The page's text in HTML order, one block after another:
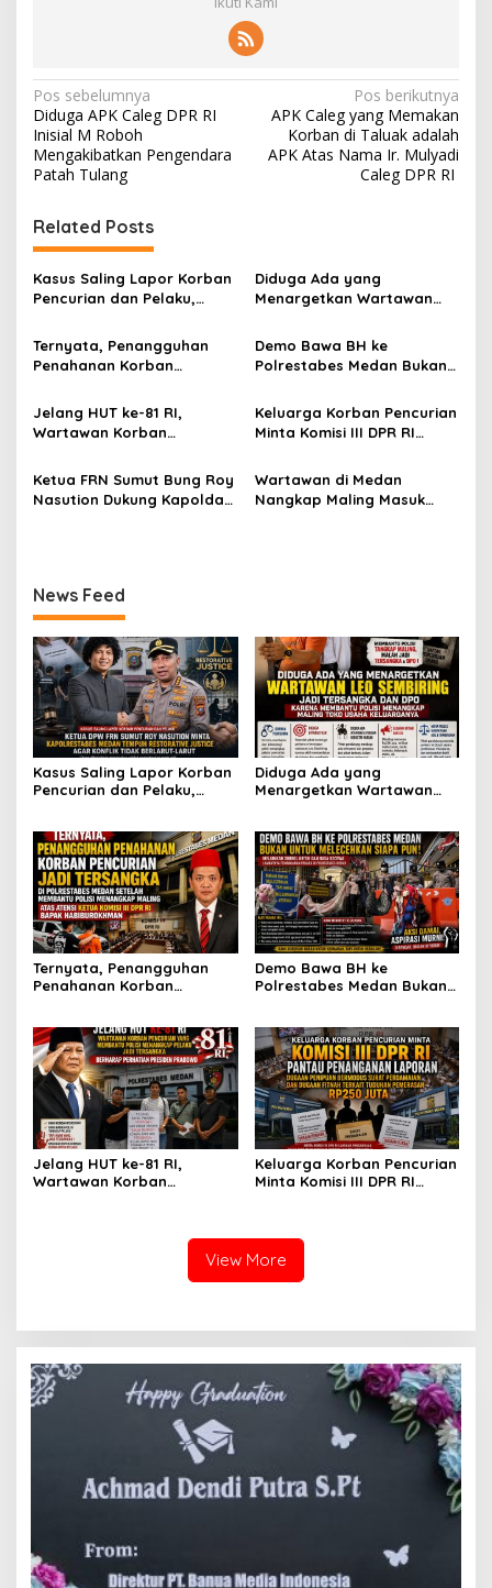
N
a
v
i
g
a
s
i
p
o
s
Pos sebelumnya
Diduga APK Caleg DPR RI
Inisial M Roboh
Mengakibatkan Pengendara
Patah Tulang
Pos berikutnya
APK Caleg yang Memakan
Korban di Taluak adalah
APK Atas Nama Ir. Mulyadi
Caleg DPR RI
Related Posts
Kasus Saling Lapor Korban
Pencurian dan Pelaku,
Nasution Minta
Kapolrestabes Medan
larut
Diduga Ada yang
Menargetkan Wartawan
Tersangka dan Dpo Karena
Membantu Polisi
Ternyata, Penangguhan
Penahanan Korban
di Polrestabes Medan
Setelah Membantu Polisi
RI Bapak Habiburokhman
Demo Bawa BH ke
Polrestabes Medan Bukan
Pun, Melainkan Simbol Kritik
dan Rasa Kecewa
Medan
Jelang HUT ke-81 RI,
Wartawan Korban
Polisi Menangkap Pelaku
Jadi Tersangka Berharap
Perhatian Presiden
Keluarga Korban Pencurian
Minta Komisi III DPR RI
Laporan Dugaan Penipuan
Bermodus Surat
Perdamaian dan Dugaan
Ketua FRN Sumut Bung Roy
Nasution Dukung Kapolda
Wartawan di Medan
Nangkap Maling Masuk
News Feed
Kasus Saling Lapor Korban
Pencurian dan Pelaku,
Kapolrestabes Medan
Tempuh Restorative Justice
agar Konflik Tak Berlarut-
larut
Diduga Ada yang
Menargetkan Wartawan
Membantu Polisi
Menangkap Maling di Toko
Usaha Keluarganya
Ternyata, Penangguhan
Penahanan Korban
Setelah Membantu Polisi
Menangkap Maling Atas
Atensi Ketua Komisi III DPR
RI Bapak Habiburokhman
Demo Bawa BH ke
Polrestabes Medan Bukan
dan Rasa Kecewa
Lambatnya Penanganan
Pekara di Polrestabes
Medan
Jelang HUT ke-81 RI,
Wartawan Korban
Keluarga Korban Pencurian
Minta Komisi III DPR RI
Perdamaian dan Dugaan
Fitnah Terkait Tuduhan
Pemerasan Rp250 Juta
View More